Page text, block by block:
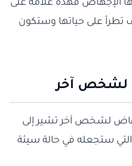
الإجهاض فهذه علامة على
تطرأ على حياتها وستكون
لشخص آخر
لشخص آخر تشير إلى
ستجعله في حالة سيئة